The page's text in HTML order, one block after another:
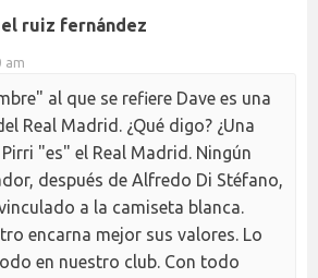
ruiz fernández
am
al que se refiere Dave es una
Real Madrid. ¿Qué digo? ¿Una
Pirri "es" el Real Madrid. Ningún
después de Alfredo Di Stéfano,
a la camiseta blanca.
encarna mejor sus valores. Lo
en nuestro club. Con todo